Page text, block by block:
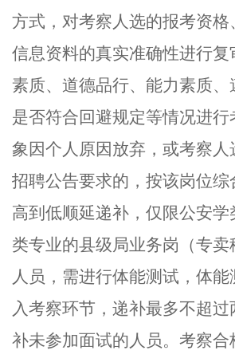
方式，对考察人选的报考资格
信息资料的真实准确性进行复
素质、道德品行、能力素质、
是否符合回避规定等情况进行
象因个人原因放弃，或考察人
招聘公告要求的，按该岗位综
高到低顺延递补 ，仅限公安
类专业的县级局业务岗（专
人员，需进行体能测试，体
入考察环节，递补最多不超过
补未参加面试的人员。考察合